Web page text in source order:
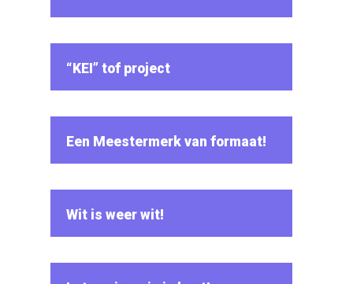
“KEI” tof project
Een Meestermerk van formaat!
Wit is weer wit!